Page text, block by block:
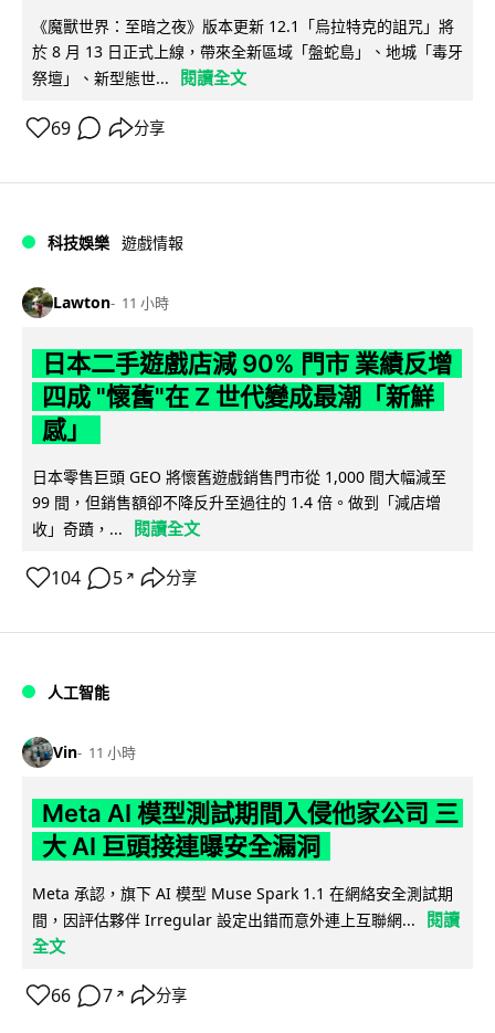
《魔獸世界：至暗之夜》版本更新 12.1「烏拉特克的詛咒」將
於 8 月 13 日正式上線，帶來全新區域「盤蛇島」、地城「毒牙
祭壇」、新型態世...
閱讀全文
69 分享
科技娛樂 遊戲情報
Lawton 11 小時
日本二手遊戲店減 90% 門市 業績反增
四成 "懷舊"在 Z 世代變成最潮「新鮮
感」
日本零售巨頭 GEO 將懷舊遊戲銷售門市從 1,000 間大幅減至
99 間，但銷售額卻不降反升至過往的 1.4 倍。做到「減店增
收」奇蹟，...
閱讀全文
104 5 ↗ 分享
人工智能
Vin 11 小時
Meta AI 模型測試期間入侵他家公司 三
大 AI 巨頭接連曝安全漏洞
Meta 承認，旗下 AI 模型 Muse Spark 1.1 在網絡安全測試期
間，因評估夥伴 Irregular 設定出錯而意外連上互聯網...
閱讀
全文
66 7 ↗ 分享